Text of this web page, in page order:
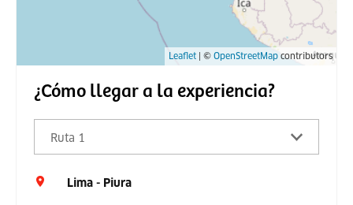
Leaflet | © OpenStreetMap contributors
¿Cómo llegar a la experiencia?
Ruta 1
Lima - Piura